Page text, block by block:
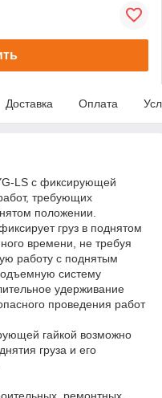
Доставка Оплата
LS с фиксирующей
требующих
положении.
груз в поднятом
времени, не требуя
работу с поднятым
систему
удерживание
проведения работ
гайкой возможно
груза и его
ремонтных,